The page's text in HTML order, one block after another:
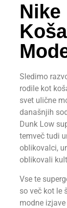
Nike
Sledimo
rodile kot
svet ulične
današnjih
Dunk Low
temveč tudi
oblikovalci,
oblikovali
Vse te
so več kot le
modne